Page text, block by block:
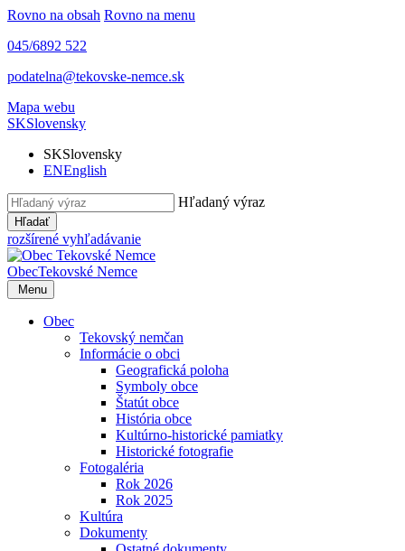
Rovno na obsah Rovno na menu
045/6892 522
podatelna@tekovske-nemce.sk
Mapa webu
SKSlovensky
SKSlovensky
ENEnglish
Hľadaný výraz
Hľadať
rozšírené vyhľadávanie
ObecTekovské Nemce
Menu
Obec
Tekovský nemčan
Informácie o obci
Geografická poloha
Symboly obce
Štatút obce
História obce
Kultúrno-historické pamiatky
Historické fotografie
Fotogaléria
Rok 2026
Rok 2025
Kultúra
Dokumenty